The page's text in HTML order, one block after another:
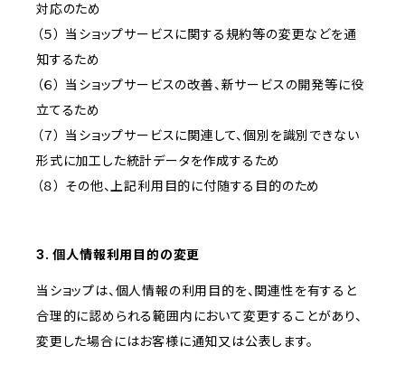
対応のため
（５） 当ショップサービスに関する規約等の変更などを通
知するため
（６） 当ショップサービスの改善、新サービスの開発等に役
立てるため
（７） 当ショップサービスに関連して、個別を識別できない
形式に加工した統計データを作成するため
（８） その他、上記利用目的に付随する目的のため
3. 個人情報利用目的の変更
当ショップは、個人情報の利用目的を、関連性を有すると
合理的に認められる範囲内において変更することがあり、
変更した場合にはお客様に通知又は公表します。